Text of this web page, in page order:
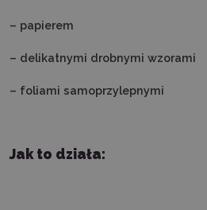
– papierem
– delikatnymi drobnymi wzorami
– foliami samoprzylepnymi
Jak to działa: